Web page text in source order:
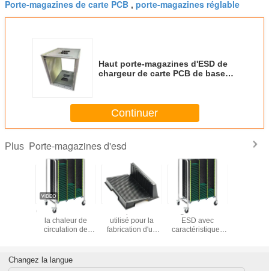
Porte-magazines de carte PCB , porte-magazines réglable
Haut porte-magazines d'ESD de
chargeur de carte PCB de base
Continuer
Plus Porte-magazines d'esd
Porte-magazines
en aluminium
antistatique de
facile d'alliage
d'aluminium pour
Plateau de revue
de PCB
antistatique
Réglage de la
courroie de
circuits imprimés
Changez la langue